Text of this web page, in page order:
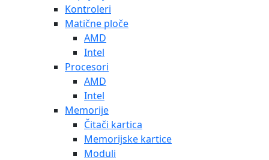
Kontroleri
Matične ploče
AMD
Intel
Procesori
AMD
Intel
Memorije
Čitači kartica
Memorijske kartice
Moduli